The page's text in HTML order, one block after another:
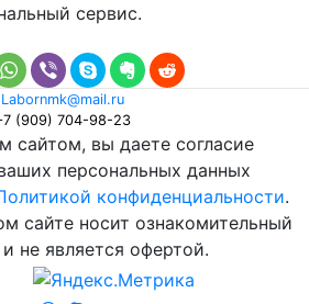
сервис.
Labornmk@mail.ru
(909) 704-98-23
сайтом, вы даете согласие
персональных данных
конфиденциальности.
сайте носит ознакомительный
не является офертой.